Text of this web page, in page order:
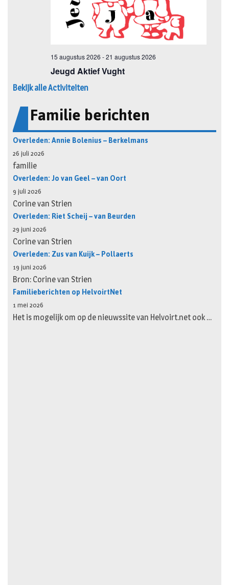
Bekijk alle Activiteiten
Familie berichten
Overleden: Annie Bolenius – Berkelmans
26 juli 2026
familie
Overleden: Jo van Geel – van Oort
9 juli 2026
Corine van Strien
Overleden: Riet Scheij – van Beurden
29 juni 2026
Corine van Strien
Overleden: Zus van Kuijk – Pollaerts
19 juni 2026
Bron: Corine van Strien
Familieberichten op HelvoirtNet
1 mei 2026
Het is mogelijk om op de nieuwssite van Helvoirt.net ook …